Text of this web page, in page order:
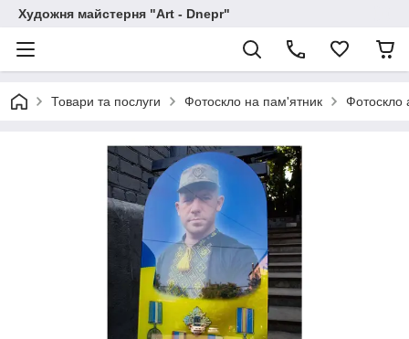
Художня майстерня "Art - Dnepr"
Товари та послуги Фотоскло на пам'ятник Фотоскло